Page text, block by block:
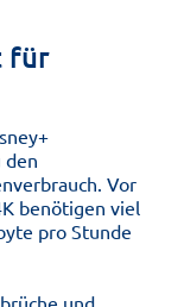
für
den
Vor
benötigen viel
pro Stunde
und